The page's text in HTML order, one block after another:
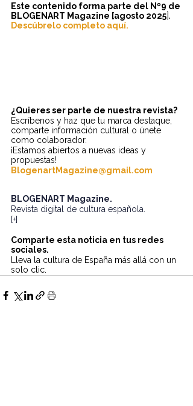
Este contenido forma parte del Nº9 de
BLOGENART Magazine [agosto 2025].
Descúbrelo completo aquí.
¿Quieres ser parte de nuestra revista?
Escríbenos y haz que tu marca destaque,
comparte información cultural o únete
como colaborador.
¡Estamos abiertos a nuevas ideas y
propuestas!
BlogenartMagazine@gmail.com
BLOGENART Magazine.
Revista digital de cultura española.
[+]
Comparte esta noticia en tus redes
sociales.
Lleva la cultura de España más allá con un
solo clic.